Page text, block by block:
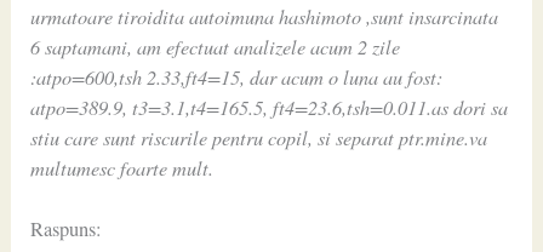
urmatoare tiroidita autoimuna hashimoto ,sunt insarcinata
6 saptamani, am efectuat analizele acum 2 zile
:atpo=600,tsh 2.33,ft4=15, dar acum o luna au fost:
atpo=389.9, t3=3.1,t4=165.5, ft4=23.6,tsh=0.011.as dori sa
stiu care sunt riscurile pentru copil, si separat ptr.mine.va
multumesc foarte mult.
Raspuns: